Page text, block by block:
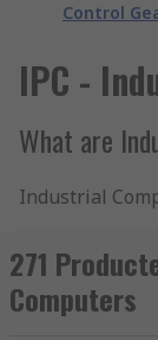
Control
IPC -
What are
Industrial
can function in
levels of
temperatures.
271
Computers